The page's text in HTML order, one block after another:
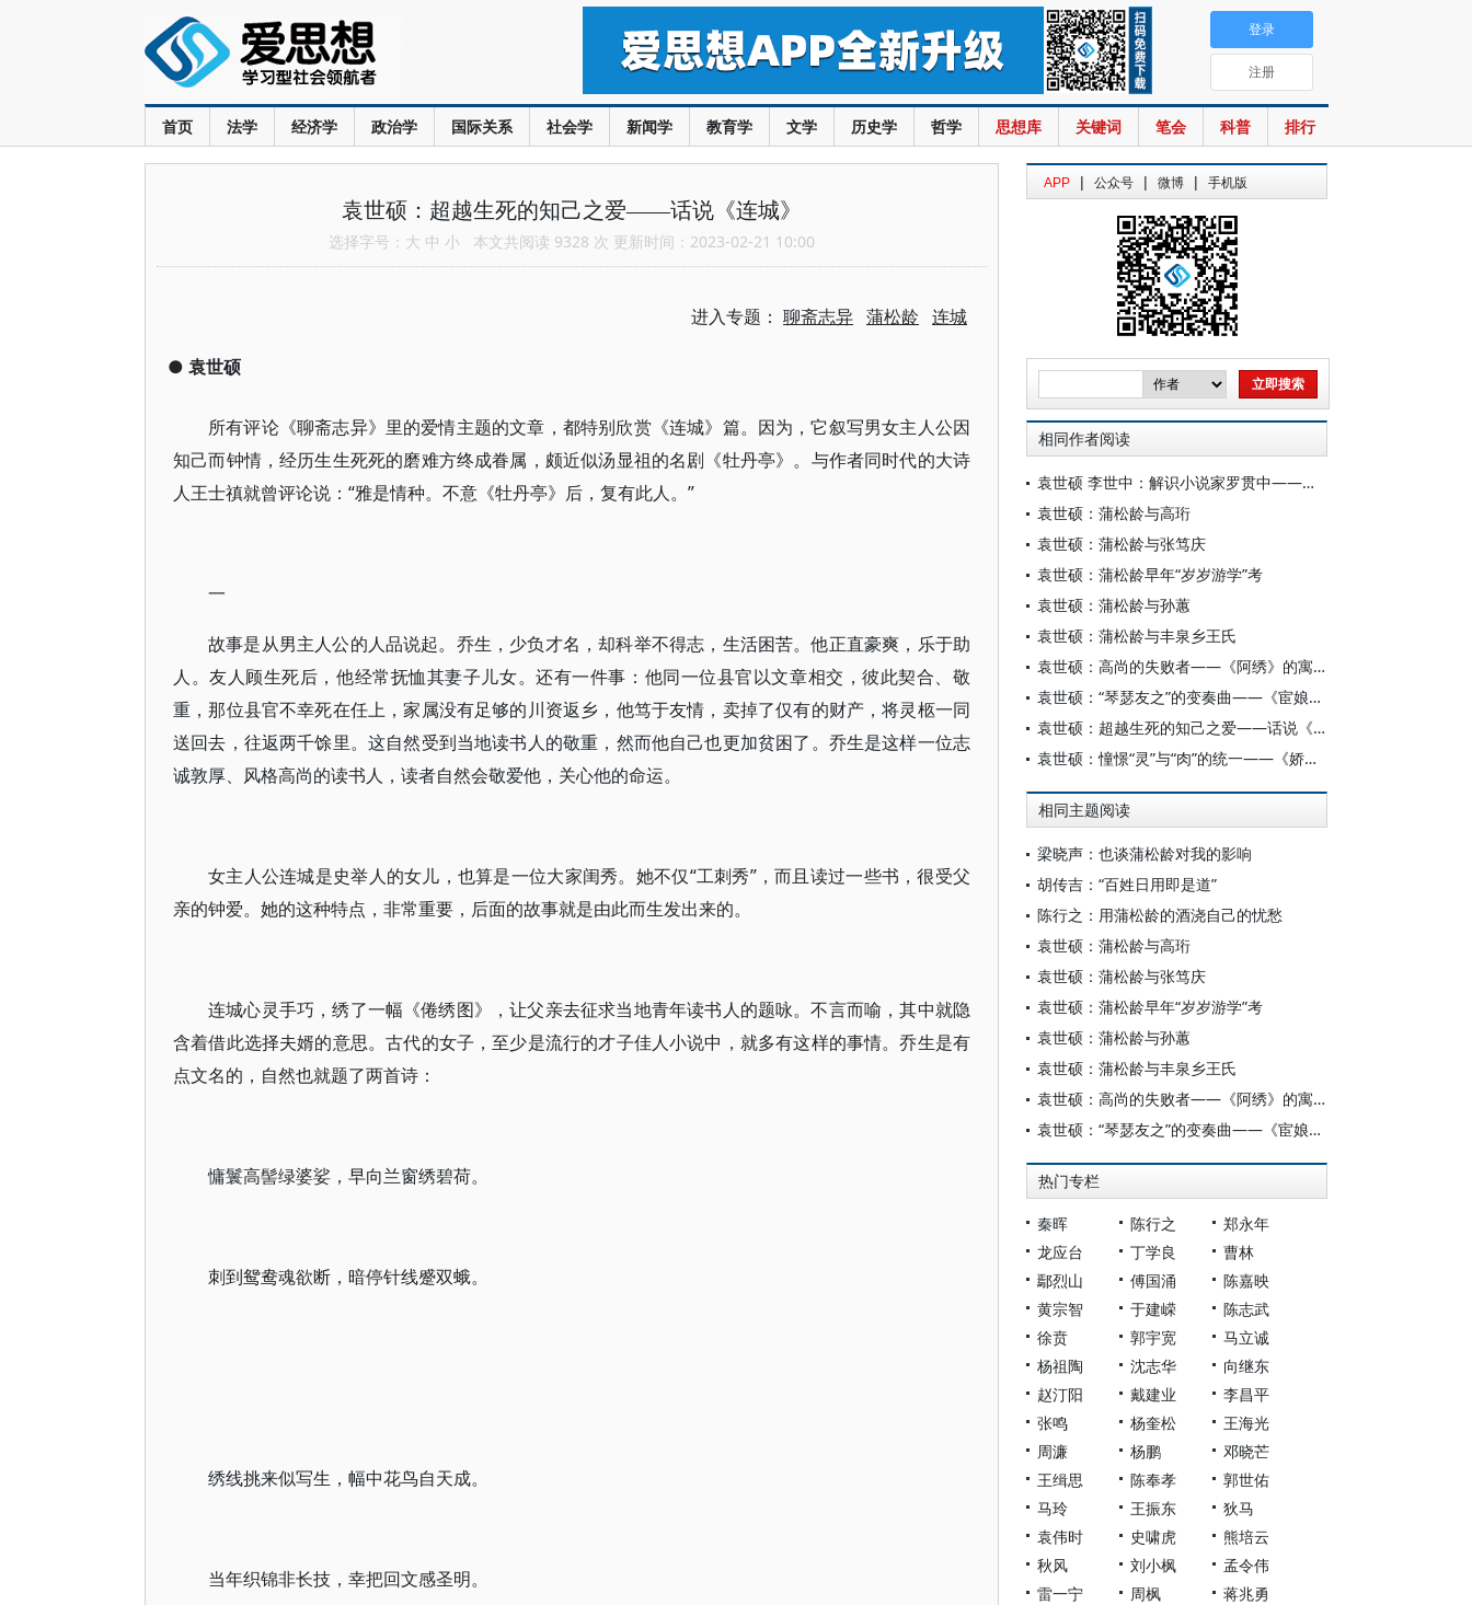
首页 法学 经济学 政治学 国际关系 社会学 新闻学 教育学 文学 历史学 哲学 思想库 关键词 笔会 科普 排行
登录
注册
袁世硕：超越生死的知己之爱——话说《连城》
选择字号： 大 中 小 本文共阅读 9328 次 更新时间：2023-02-21 10:00
进入专题： 聊斋志异 蒲松龄 连城
● 袁世硕
所有评论《聊斋志异》里的爱情主题的文章，都特别欣赏《连城》篇。因为，它叙写男女主人公因
知己而钟情，经历生生死死的磨难方终成眷属，颇近似汤显祖的名剧《牡丹亭》。与作者同时代的大诗
人王士禛就曾评论说：“雅是情种。不意《牡丹亭》后，复有此人。”
一
故事是从男主人公的人品说起。乔生，少负才名，却科举不得志，生活困苦。他正直豪爽，乐于助
人。友人顾生死后，他经常抚恤其妻子儿女。还有一件事：他同一位县官以文章相交，彼此契合、敬
重，那位县官不幸死在任上，家属没有足够的川资返乡，他笃于友情，卖掉了仅有的财产，将灵柩一同
送回去，往返两千馀里。这自然受到当地读书人的敬重，然而他自己也更加贫困了。乔生是这样一位志
诚敦厚、风格高尚的读书人，读者自然会敬爱他，关心他的命运。
女主人公连城是史举人的女儿，也算是一位大家闺秀。她不仅“工刺秀”，而且读过一些书，很受父
亲的钟爱。她的这种特点，非常重要，后面的故事就是由此而生发出来的。
连城心灵手巧，绣了一幅《倦绣图》，让父亲去征求当地青年读书人的题咏。不言而喻，其中就隐
含着借此选择夫婿的意思。古代的女子，至少是流行的才子佳人小说中，就多有这样的事情。乔生是有
点文名的，自然也就题了两首诗：
慵鬟高髻绿婆娑，早向兰窗绣碧荷。
刺到鸳鸯魂欲断，暗停针线蹙双蛾。
绣线挑来似写生，幅中花鸟自天成。
当年织锦非长技，幸把回文感圣明。
APP | 公众号 | 微博 | 手机版
相同作者阅读
袁世硕 李世中：解识小说家罗贯中——关于罗贯中研究的一个新思路
袁世硕：蒲松龄与高珩
袁世硕：蒲松龄与张笃庆
袁世硕：蒲松龄早年“岁岁游学”考
袁世硕：蒲松龄与孙蕙
袁世硕：蒲松龄与丰泉乡王氏
袁世硕：高尚的失败者——《阿绣》的寓言
袁世硕：“琴瑟友之”的变奏曲——《宦娘》解析
袁世硕：超越生死的知己之爱——话说《连城》
袁世硕：憧憬“灵”与“肉”的统一——《娇娜》背后的意思
相同主题阅读
梁晓声：也谈蒲松龄对我的影响
胡传吉：“百姓日用即是道”
陈行之：用蒲松龄的酒浇自己的忧愁
袁世硕：蒲松龄与高珩
袁世硕：蒲松龄与张笃庆
袁世硕：蒲松龄早年“岁岁游学”考
袁世硕：蒲松龄与孙蕙
袁世硕：蒲松龄与丰泉乡王氏
袁世硕：高尚的失败者——《阿绣》的寓言
袁世硕：“琴瑟友之”的变奏曲——《宦娘》解析
热门专栏
秦晖 陈行之
郑永年
龙应台
丁学良
曹林
鄢烈山
傅国涌
陈嘉映
黄宗智
于建嵘
陈志武
徐贲
郭宇宽
马立诚
杨祖陶
沈志华
向继东
赵汀阳
戴建业
李昌平
张鸣
杨奎松
王海光
周濂
杨鹏
邓晓芒
王缉思
陈奉孝
郭世佑
马玲
王振东
狄马
袁伟时
史啸虎
熊培云
秋风
刘小枫
孟令伟
雷一宁
周枫
蒋兆勇